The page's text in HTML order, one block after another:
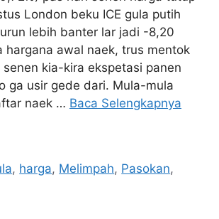
London beku ICE gula putih
lebih banter lar jadi -8,20
hargana awal naek, trus mentok
kia-kira ekspetasi panen
ga usir gede dari. Mula-mula
naek … Baca Selengkapnya
, harga, Melimpah, Pasokan,